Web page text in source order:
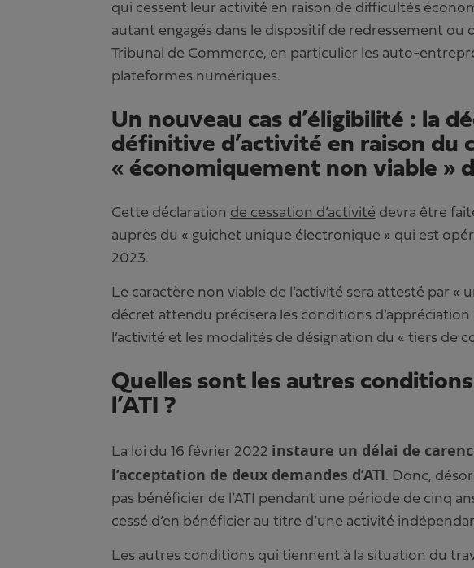
qui cessent leur activité en raison de difficultés
autant engagés dans le dispositif de redressement ou
Tribunal de Commerce, en particulier les auto-
plateformes numériques.
Un nouveau cas d’éligibilité : la
définitive d’activité en raison du
« économiquement non viable »
Cette déclaration de cessation d’activité devra être
auprès du « guichet unique électronique » qui est
2023.
Le caractère non viable de l’activité sera attesté par «
décret attendu précisera les conditions
l’activité et les modalités de désignation du « tiers de
Quelles sont les autres
l’ATI ?
La loi du 16 février 2022 instaure un délai de
l’acceptation de deux demandes d’ATI. Donc,
pas bénéficier de l’ATI pendant une période de cinq
cessé d’en bénéficier au titre d’une activité
Les autres conditions qui tiennent à la situation du